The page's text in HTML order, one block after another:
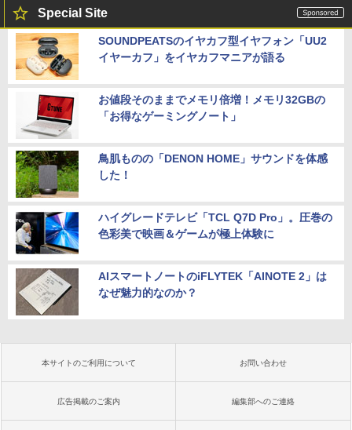
Special Site
SOUNDPEATSのイヤカフ型イヤフォン「UU2
イヤーカフ」をイヤカフマニアが語る
お値段そのままでメモリ倍増！メモリ32GBの
「お得なゲーミングノート」
鳥肌ものの「DENON HOME」サウンドを体感
した！
ハイグレードテレビ「TCL Q7D Pro」。圧巻の
色彩美で映画＆ゲームが極上体験に
AIスマートノートのiFLYTEK「AINOTE 2」は
なぜ魅力的なのか？
本サイトのご利用について お問い合わせ
広告掲載のご案内 編集部へのご連絡